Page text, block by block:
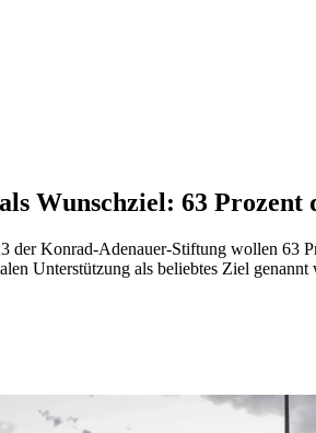
Wunschziel: 63
der Konrad-Adenauer-Stiftung wollen 63
Unterstützung als beliebtes Ziel genannt